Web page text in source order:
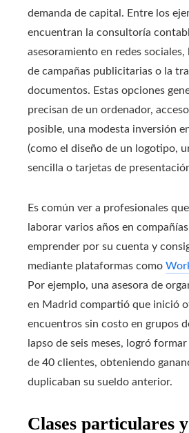
demanda de capital. Entre los
encuentran la consultoría
asesoramiento en redes
de campañas publicitarias o la
documentos. Estas opciones
precisan de un ordenador,
posible, una modesta inversión
(como el diseño de un logotipo,
sencilla o tarjetas de
Es común ver a profesionales
laborar varios años en
emprender por su cuenta y
mediante plataformas como
Por ejemplo, una asesora de
en Madrid compartió que inició
encuentros sin costo en grupos
lapso de seis meses, logró
de 40 clientes, obteniendo
duplicaban su sueldo anterior.
Clases particulares